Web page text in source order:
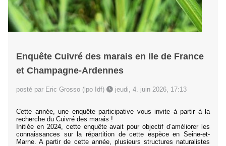
Enquête Cuivré des marais en Ile de France
et Champagne-Ardennes
posté par Eric Grosso (lpo Idf) jeudi, 4. juin 2026, 17:13
Cette année, une enquête participative vous invite à partir à la
recherche du Cuivré des marais !
Initiée en 2024, cette enquête avait pour objectif d’améliorer les
connaissances sur la répartition de cette espèce en Seine-et-
Marne. A partir de cette année, plusieurs structures naturalistes